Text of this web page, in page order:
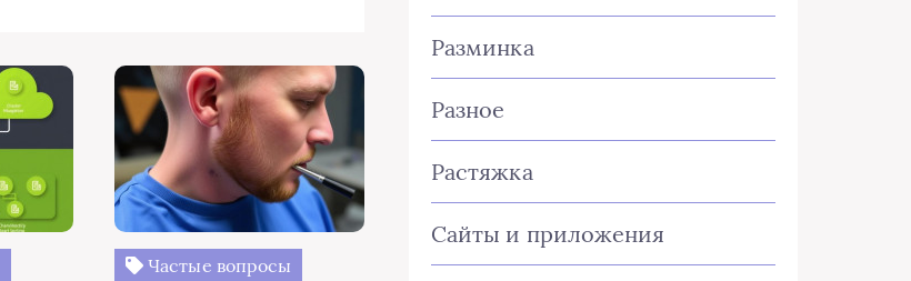
Частые вопросы
Разминка
Разное
Растяжка
Сайты и приложения